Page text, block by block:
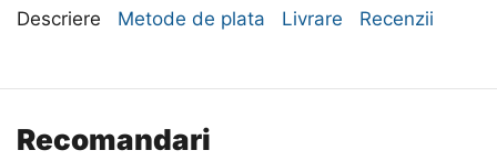
Descriere Metode de plata Livrare Recenzii
Recomandari